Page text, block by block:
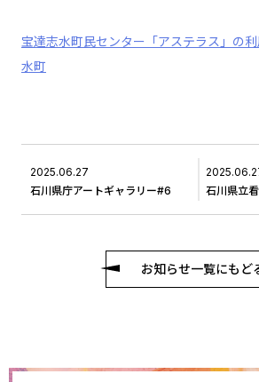
宝達志水町民センター「アステラス」の
水町
2025.06.27
石川県庁アートギャラリー#6
お知らせ一覧にもど